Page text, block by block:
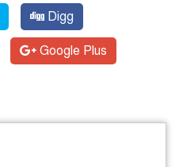
Digg
Google Plus